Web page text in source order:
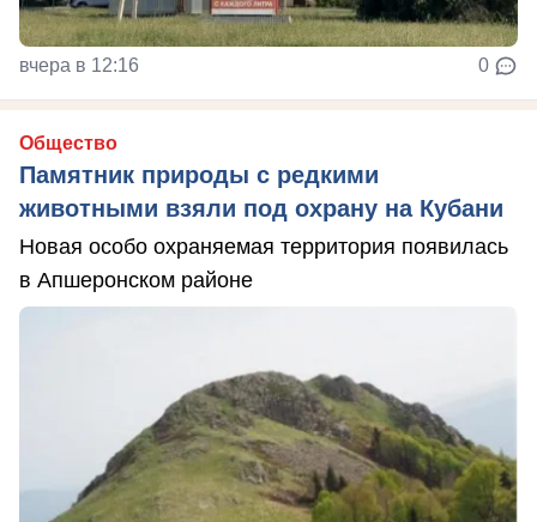
вчера в 12:16 0
Общество
Памятник природы с редкими
животными взяли под охрану на Кубани
Новая особо охраняемая территория появилась
в Апшеронском районе